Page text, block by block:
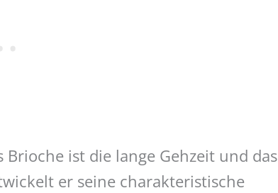
ist die lange Gehzeit und das
er seine charakteristische